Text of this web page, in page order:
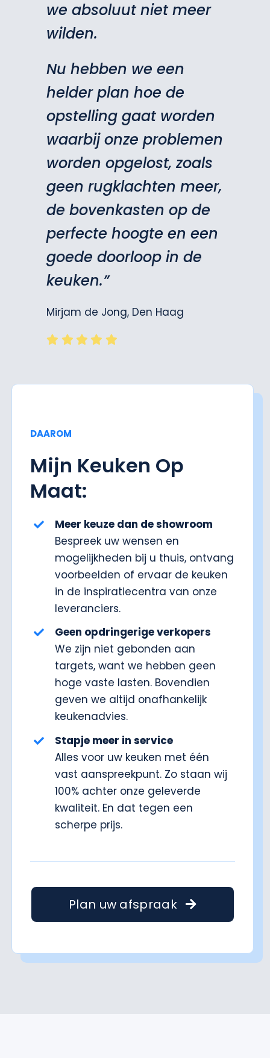
we absoluut niet meer
wilden.
Nu hebben we een
helder plan hoe de
opstelling gaat worden
waarbij onze problemen
worden opgelost, zoals
geen rugklachten meer,
de bovenkasten op de
perfecte hoogte en een
goede doorloop in de
keuken.”
Mirjam de Jong, Den Haag
DAAROM
Mijn Keuken Op
Maat:
Meer keuze dan de showroom
Bespreek uw wensen en
mogelijkheden bij u thuis, ontvang
voorbeelden of ervaar de keuken
in de inspiratiecentra van onze
leveranciers.
Geen opdringerige verkopers
We zijn niet gebonden aan
targets, want we hebben geen
hoge vaste lasten. Bovendien
geven we altijd onafhankelijk
keukenadvies.
Stapje meer in service
Alles voor uw keuken met één
vast aanspreekpunt. Zo staan wij
100% achter onze geleverde
kwaliteit. En dat tegen een
scherpe prijs.
Plan uw afspraak